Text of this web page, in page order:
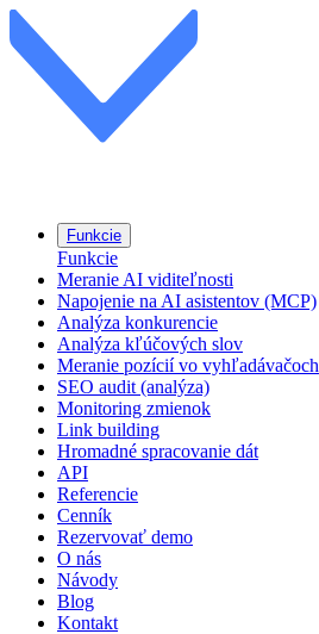
Funkcie
Funkcie
Meranie AI viditeľnosti
Napojenie na AI asistentov (MCP)
Analýza konkurencie
Analýza kľúčových slov
Meranie pozícií vo vyhľadávačoch
SEO audit (analýza)
Monitoring zmienok
Link building
Hromadné spracovanie dát
API
Referencie
Cenník
Rezervovať demo
O nás
Návody
Blog
Kontakt